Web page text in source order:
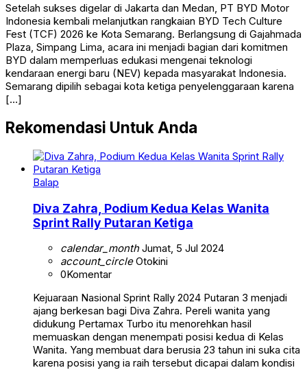
Setelah sukses digelar di Jakarta dan Medan, PT BYD Motor
Indonesia kembali melanjutkan rangkaian BYD Tech Culture
Fest (TCF) 2026 ke Kota Semarang. Berlangsung di Gajahmada
Plaza, Simpang Lima, acara ini menjadi bagian dari komitmen
BYD dalam memperluas edukasi mengenai teknologi
kendaraan energi baru (NEV) kepada masyarakat Indonesia.
Semarang dipilih sebagai kota ketiga penyelenggaraan karena
[…]
Rekomendasi Untuk Anda
Balap
Diva Zahra, Podium Kedua Kelas Wanita
Sprint Rally Putaran Ketiga
calendar_monthJumat, 5 Jul 2024
account_circleOtokini
0Komentar
Kejuaraan Nasional Sprint Rally 2024 Putaran 3 menjadi
ajang berkesan bagi Diva Zahra. Pereli wanita yang
didukung Pertamax Turbo itu menorehkan hasil
memuaskan dengan menempati posisi kedua di Kelas
Wanita. Yang membuat dara berusia 23 tahun ini suka cita
karena posisi yang ia raih tersebut dicapai dalam kondisi